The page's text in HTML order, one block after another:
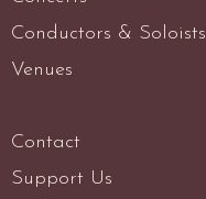
Conductors & Soloists
Venues
Contact
Support Us